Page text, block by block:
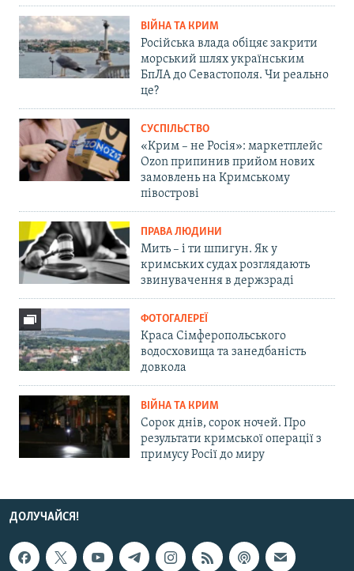
ВІЙНА ТА КРИМ
Російська влада обіцяє закрити
морський шлях українським
БпЛА до Севастополя. Чи реально
це?
СУСПІЛЬСТВО
«Крим – не Росія»: маркетплейс
Ozon припинив прийом нових
замовлень на Кримському
півострові
ПРАВА ЛЮДИНИ
Мить – і ти шпигун. Як у
кримських судах розглядають
звинувачення в держзраді
ФОТОГАЛЕРЕЇ
Краса Сімферопольського
водосховища та занедбаність
довкола
ВІЙНА ТА КРИМ
Сорок днів, сорок ночей. Про
результати кримської операції з
примусу Росії до миру
ДОЛУЧАЙСЯ!